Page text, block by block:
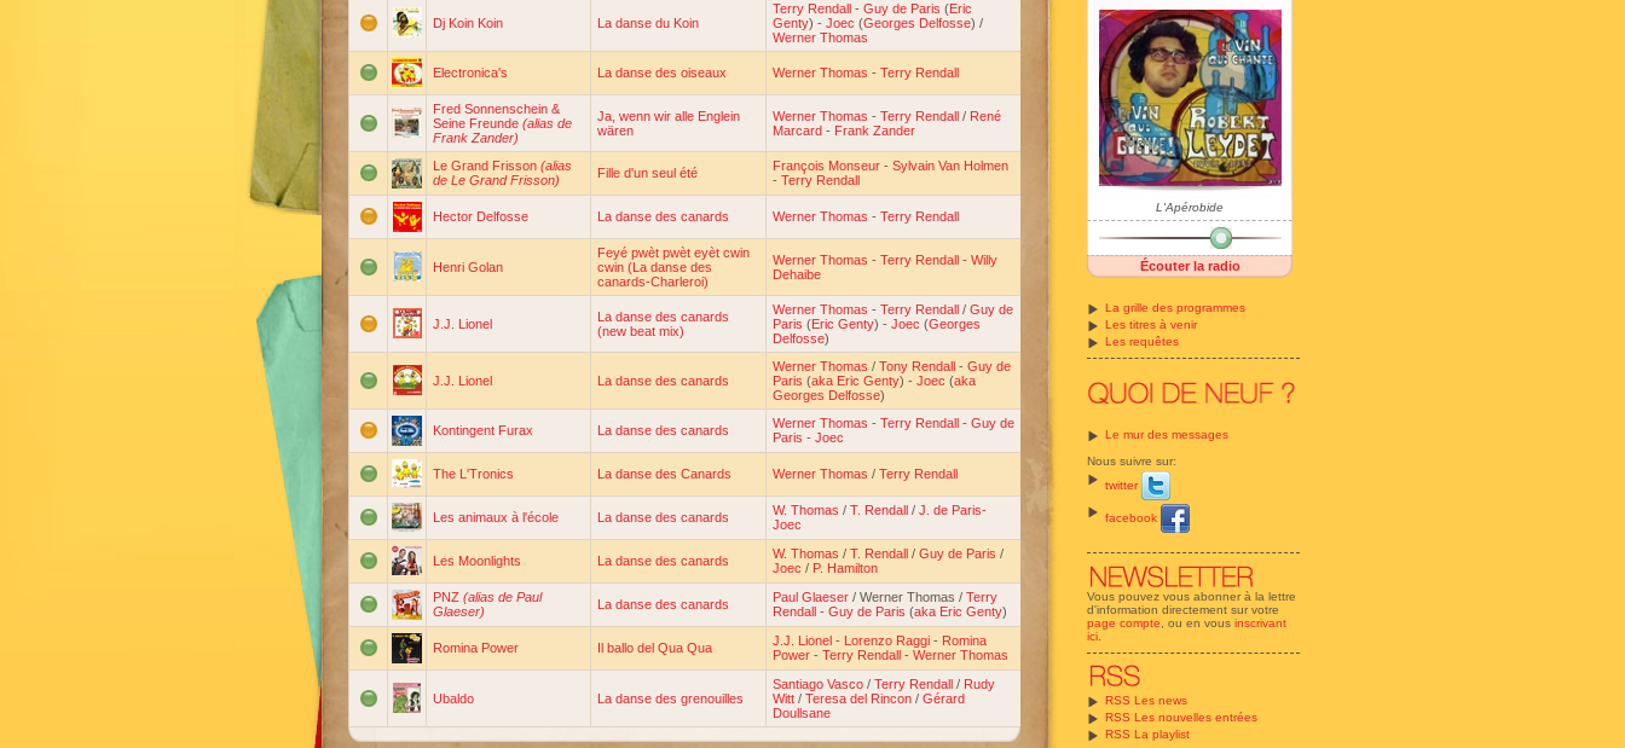
L'Apérobide
Écouter la radio
La grille des programmes
Les titres à venir
Les requêtes
Le mur des messages
Nous suivre sur:
twitter
facebook
Vous pouvez vous abonner à la lettre
d'information directement sur votre
page compte , ou en vous inscrivant
ici
RSS Les news
RSS Les nouvelles entrées
RSS La playlist
Dj Koin Koin La danse du Koin
Terry Rendall - Guy de Paris (Eric
Genty) - Joec (Georges Delfosse) /
Werner Thomas
Electronica's La danse des oiseaux Werner Thomas - Terry Rendall
Fred Sonnenschein &
Seine Freunde (alias de
Frank Zander)
Ja, wenn wir alle Englein
wären
Werner Thomas - Terry Rendall / René
Marcard - Frank Zander
Le Grand Frisson (alias
de Le Grand Frisson)
Fille d'un seul été François Monseur - Sylvain Van Holmen
- Terry Rendall
Hector Delfosse La danse des canards Werner Thomas - Terry Rendall
Henri Golan
Feyé pwèt pwèt eyèt cwin
cwin (La danse des
canards-Charleroi)
Werner Thomas - Terry Rendall - Willy
Dehaibe
J.J. Lionel
La danse des canards
(new beat mix)
Werner Thomas - Terry Rendall / Guy de
Paris (Eric Genty) - Joec (Georges
Delfosse)
J.J. Lionel La danse des canards
Werner Thomas / Tony Rendall - Guy de
Paris (aka Eric Genty) - Joec (aka
Georges Delfosse)
Kontingent Furax La danse des canards Werner Thomas - Terry Rendall - Guy de
Paris - Joec
The L'Tronics La danse des Canards Werner Thomas / Terry Rendall
Les animaux à l'école La danse des canards W. Thomas / T. Rendall / J. de Paris-
Joec
Les Moonlights La danse des canards W. Thomas / T. Rendall / Guy de Paris /
Joec / P. Hamilton
PNZ (alias de Paul
Glaeser)
La danse des canards Paul Glaeser / Werner Thomas / Terry
Rendall - Guy de Paris (aka Eric Genty)
Romina Power Il ballo del Qua Qua J.J. Lionel - Lorenzo Raggi - Romina
Power - Terry Rendall - Werner Thomas
Ubaldo La danse des grenouilles
Santiago Vasco / Terry Rendall / Rudy
Witt / Teresa del Rincon / Gérard
Doullsane